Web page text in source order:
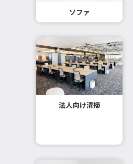
ソファ
法人向け清掃